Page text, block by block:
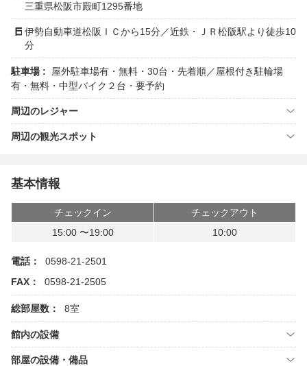
三重県松阪市殿町1295番地
伊勢自動車道松阪ＩＣから15分／近鉄・ＪＲ松阪駅より徒歩10
分
駐車場 :
屋外駐車場有・無料・30台・先着順／屋根付き駐輪場
有・無料・中型バイク２台・要予約
周辺のレジャー
周辺の観光スポット
基本情報
チェックイン
チェックアウト
15:00 〜19:00
10:00
電話：
0598-21-2501
FAX：
0598-21-2505
総部屋数： 8室
館内の設備
部屋の設備・備品